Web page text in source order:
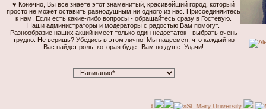
♥ Конечно, Вы все знаете этот знаменитый, красивейший город, который
просто не может оставить равнодушным ни одного из нас. Присоединяйтесь
к нам. Если есть какие-либо вопросы - обращайтесь сразу в Гостевую.
Наши администраторы и модераторы с радостью Вам помогут.
Разнообразие наших акций имеет только один недостаток - выбрать очень
трудно. Не веришь? Убедись в этом лично! Мы надеемся, что каждый из
Вас найдет роль, которая будет Вам по душе. Удачи!